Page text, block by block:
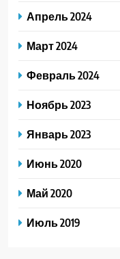
Апрель 2024
Март 2024
Февраль 2024
Ноябрь 2023
Январь 2023
Июнь 2020
Май 2020
Июль 2019